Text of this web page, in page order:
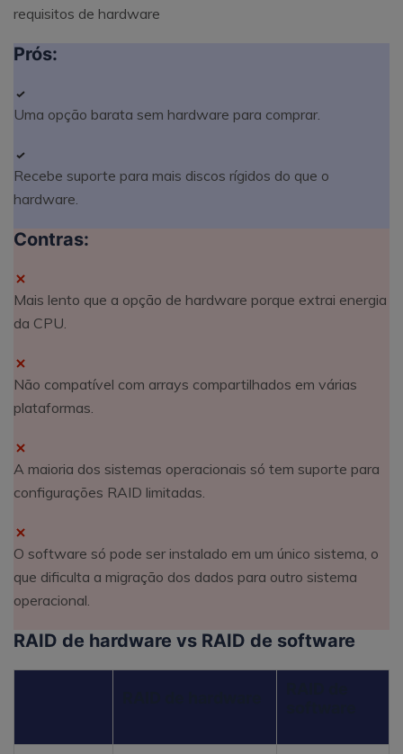
requisitos de hardware
Prós:
Uma opção barata sem hardware para comprar.
Recebe suporte para mais discos rígidos do que o
hardware.
Contras:
Mais lento que a opção de hardware porque extrai energia
da CPU.
Não compatível com arrays compartilhados em várias
plataformas.
A maioria dos sistemas operacionais só tem suporte para
configurações RAID limitadas.
O software só pode ser instalado em um único sistema, o
que dificulta a migração dos dados para outro sistema
operacional.
RAID de hardware vs RAID de software